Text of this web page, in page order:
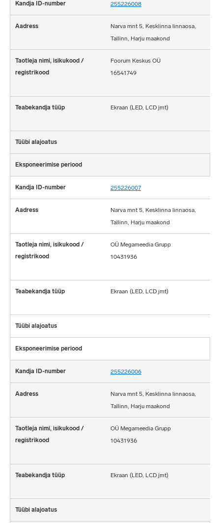
255226008
Narva mnt 5, Kesklinna linnaosa,
Tallinn, Harju maakond
Foorum Keskus OÜ
16541749
Ekraan (LED, LCD jmt)
255226007
Narva mnt 5, Kesklinna linnaosa,
Tallinn, Harju maakond
OÜ Megameedia Grupp
10431936
Ekraan (LED, LCD jmt)
255226006
Narva mnt 5, Kesklinna linnaosa,
Tallinn, Harju maakond
OÜ Megameedia Grupp
10431936
Ekraan (LED, LCD jmt)